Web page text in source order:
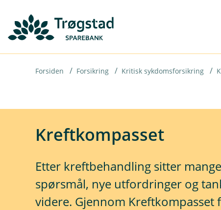
Forsiden Forsikring Kritisk sykdomsforsikring
Kreftkompasset
Etter kreftbehandling sitter
spørsmål, nye utfordringer og
videre. Gjennom Kreftkompasset